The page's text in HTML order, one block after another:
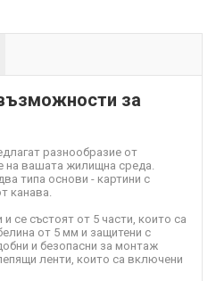
за
разнообразие от
на вашата жилищна среда.
типа основи - картини с
канава.
се състоят от 5 части, които са
от 5 мм и защитени с
и безопасни за монтаж
ленти, които са включени